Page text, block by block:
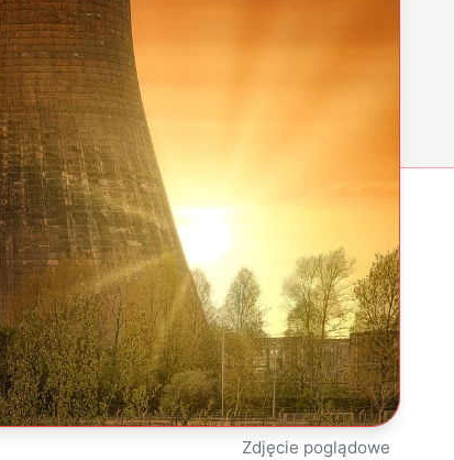
Zdjęcie poglądowe